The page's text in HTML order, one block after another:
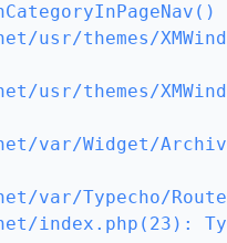
usr/themes/
usr/themes/
var/Widget/
var/Typecho/
index.php(23):